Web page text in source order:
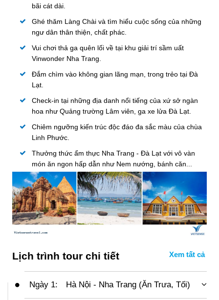
bãi cát dài.
Ghé thăm Làng Chài và tìm hiểu cuộc sống của những
ngư dân thân thiện, chất phác.
Vui chơi thả ga quên lối về tại khu giải trí sầm uất
Vinwonder Nha Trang.
Đắm chìm vào không gian lãng mạn, trong trẻo tại Đà
Lạt.
Check-in tại những địa danh nổi tiếng của xứ sở ngàn
hoa như Quảng trường Lâm viên, ga xe lửa Đà Lạt.
Chiêm ngưỡng kiến trúc độc đáo đa sắc màu của chùa
Linh Phước.
Thưởng thức ẩm thực Nha Trang - Đà Lạt với vô vàn
món ăn ngon hấp dẫn như Nem nướng, bánh căn...
Lịch trình tour chi tiết
Ngày 1: Hà Nội - Nha Trang (Ăn Trưa, Tối)